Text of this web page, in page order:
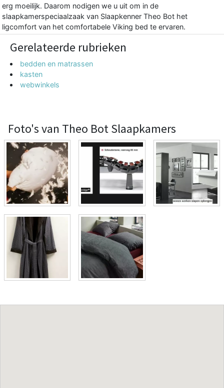
erg moeilijk. Daarom nodigen we u uit om in de
slaapkamerspeciaalzaak van Slaapkenner Theo Bot het
ligcomfort van het comfortabele Viking bed te ervaren.
Gerelateerde rubrieken
bedden en matrassen
kasten
webwinkels
Foto's van Theo Bot Slaapkamers